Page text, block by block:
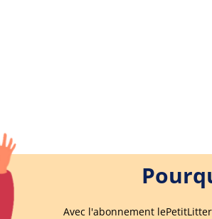
Avec l'abonnement